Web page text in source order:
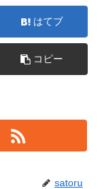
はてブ
コピー
satoru